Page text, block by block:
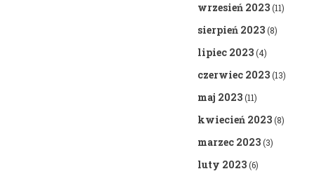
wrzesień 2023(11)
sierpień 2023(8)
lipiec 2023(4)
czerwiec 2023(13)
maj 2023(11)
kwiecień 2023(8)
marzec 2023(3)
luty 2023(6)